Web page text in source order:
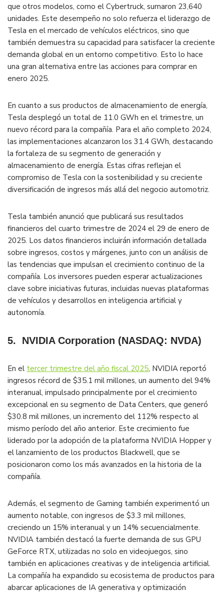
que otros modelos, como el Cybertruck, sumaron 23,640
unidades. Este desempeño no solo refuerza el liderazgo de
Tesla en el mercado de vehículos eléctricos, sino que
también demuestra su capacidad para satisfacer la creciente
demanda global en un entorno competitivo​. Esto lo hace
una gran alternativa entre las acciones para comprar en
enero 2025.
En cuanto a sus productos de almacenamiento de energía,
Tesla desplegó un total de 11.0 GWh en el trimestre, un
nuevo récord para la compañía. Para el año completo 2024,
las implementaciones alcanzaron los 31.4 GWh, destacando
la fortaleza de su segmento de generación y
almacenamiento de energía. Estas cifras reflejan el
compromiso de Tesla con la sostenibilidad y su creciente
diversificación de ingresos más allá del negocio automotriz​.
Tesla también anunció que publicará sus resultados
financieros del cuarto trimestre de 2024 el 29 de enero de
2025. Los datos financieros incluirán información detallada
sobre ingresos, costos y márgenes, junto con un análisis de
las tendencias que impulsan el crecimiento continuo de la
compañía. Los inversores pueden esperar actualizaciones
clave sobre iniciativas futuras, incluidas nuevas plataformas
de vehículos y desarrollos en inteligencia artificial y
autonomía​.
5. NVIDIA Corporation (NASDAQ: NVDA)
En el tercer trimestre del año fiscal 2025, NVIDIA reportó
ingresos récord de $35.1 mil millones, un aumento del 94%
interanual, impulsado principalmente por el crecimiento
excepcional en su segmento de Data Centers, que generó
$30.8 mil millones, un incremento del 112% respecto al
mismo período del año anterior. Este crecimiento fue
liderado por la adopción de la plataforma NVIDIA Hopper y
el lanzamiento de los productos Blackwell, que se
posicionaron como los más avanzados en la historia de la
compañía​.
Además, el segmento de Gaming también experimentó un
aumento notable, con ingresos de $3.3 mil millones,
creciendo un 15% interanual y un 14% secuencialmente.
NVIDIA también destacó la fuerte demanda de sus GPU
GeForce RTX, utilizadas no solo en videojuegos, sino
también en aplicaciones creativas y de inteligencia artificial.
La compañía ha expandido su ecosistema de productos para
abarcar aplicaciones de IA generativa y optimización